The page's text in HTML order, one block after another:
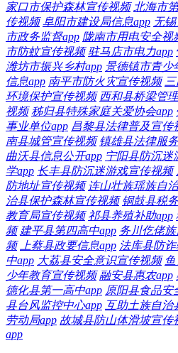
家口市保护森林宣传视频 北海市
传视频 阜阳市建设局信息app 无
市政务监督app 陇南市用电安全视
市防蚊宣传视频 驻马店市电力app
潍坊市振兴乡村app 景德镇市青少
信息app 南平市防火灾宣传视频
环境保护宣传视频 西和县桥梁管
视频 秭归县特殊家庭关爱协会app
事业单位app 昌黎县法律普及宣传
南县城管宣传视频 镇雄县法律服
曲沃县信息公开app 宁阳县防沉迷
学app 长丰县防沉迷游戏宣传视频
防地址宣传视频 连山壮族瑶族自
治县保护森林宣传视频 铜鼓县税
教育局宣传视频 祁县养殖补助app
频 建平县第四高中app 务川仡佬
频
上蔡县政要信息app 法库县防
中app 大荔县安全意识宣传视频
少年教育宣传视频 融安县惠农app
德化县第一高中app 原阳县食品安
县台风监控中心app 互助土族自治
劳动局app 故城县防山体滑坡宣传
app